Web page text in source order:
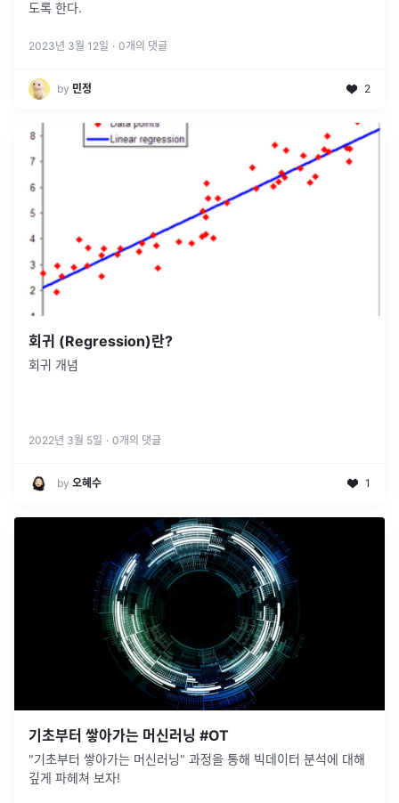
도록 한다.
2023년 3월 12일 · 0개의 댓글
by 민정 2
회귀 (Regression)란?
회귀 개념
2022년 3월 5일 · 0개의 댓글
by 오혜수 1
기초부터 쌓아가는 머신러닝 #OT
"기초부터 쌓아가는 머신러닝" 과정을 통해 빅데이터 분석에 대해
깊게 파헤쳐 보자!